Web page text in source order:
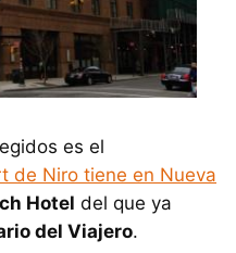
es el
de Niro tiene en Nueva
Hotel del que ya
del Viajero.